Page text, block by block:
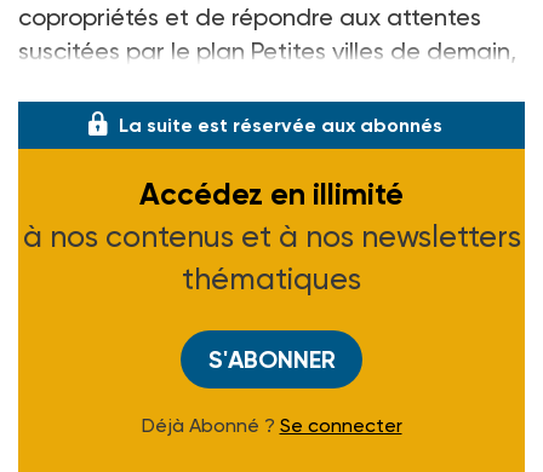
copropriétés et de répondre aux attentes
suscitées par le plan Petites villes de demain,
La suite est réservée aux abonnés
Accédez en illimité
à nos contenus et à nos newsletters
thématiques
S'ABONNER
Déjà Abonné ? Se connecter